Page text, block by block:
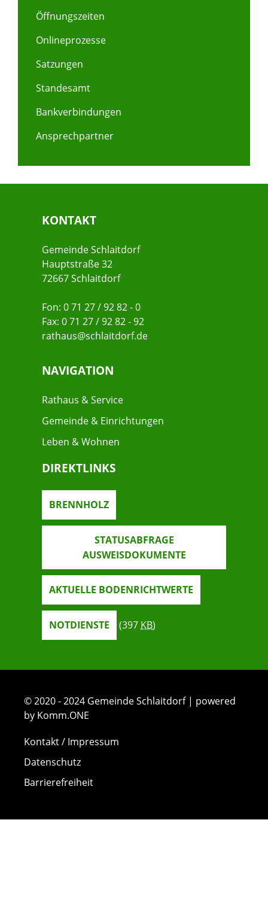
Öffnungszeiten
Onlineprozesse
Satzungen
Standesamt
Bankverbindungen
Ansprechpartner
KONTAKT
Gemeinde Schlaitdorf
Hauptstraße 32
72667 Schlaitdorf
Fon: 0 71 27 / 92 82 - 0
Fax: 0 71 27 / 92 82 - 92
rathaus@schlaitdorf.de
NAVIGATION
Rathaus & Service
Gemeinde & Einrichtungen
Leben & Wohnen
DIREKTLINKS
BRENNHOLZ
STATUSABFRAGE
AUSWEISDOKUMENTE
AKTUELLE BODENRICHTWERTE
NOTDIENSTE (397 KB)
© 2020 - 2024 Gemeinde Schlaitdorf | powered
by Komm.ONE
Kontakt / Impressum
Datenschutz
Barrierefreiheit